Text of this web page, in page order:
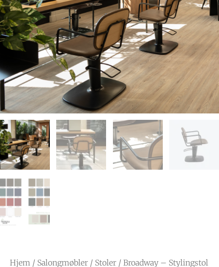
Hjem / Salongmøbler / Stoler / Broadway – Stylingstol